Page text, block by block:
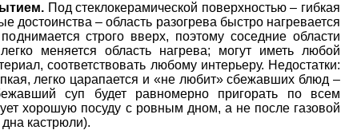
Под стеклокерамической поверхностью – гибкая
достоинства – область разогрева быстро нагревается
строго вверх, поэтому соседние области
меняется область нагрева; могут иметь любой
соответствовать любому интерьеру. Недостатки:
легко царапается и «не любит» сбежавших блюд –
суп будет равномерно пригорать по всем
хорошую посуду с ровным дном, а не после газовой
кастрюли).